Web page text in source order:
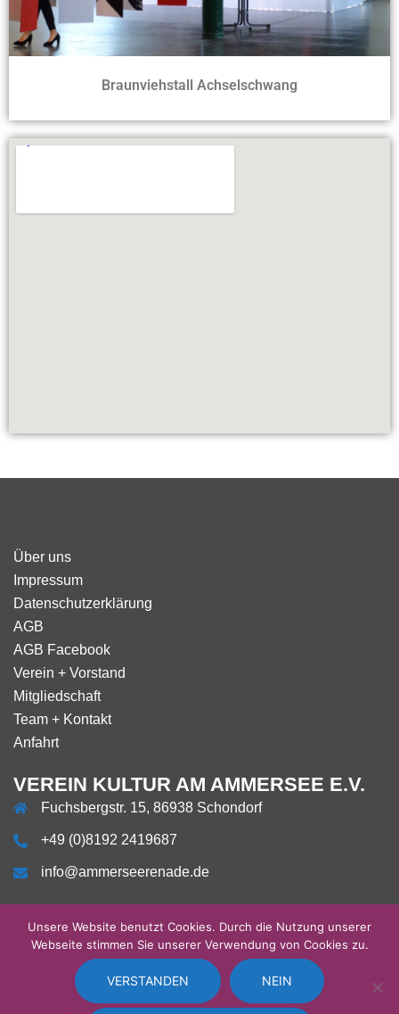
Braunviehstall Achselschwang
Über uns
Impressum
Datenschutzerklärung
AGB
AGB Facebook
Verein + Vorstand
Mitgliedschaft
Team + Kontakt
Anfahrt
VEREIN KULTUR AM AMMERSEE E.V.
Fuchsbergstr. 15, 86938 Schondorf
+49 (0)8192 2419687
info@ammerseerenade.de
Unsere Website benutzt Cookies. Durch die Nutzung unserer
Webseite stimmen Sie unserer Verwendung von Cookies zu.
VERSTANDEN NEIN